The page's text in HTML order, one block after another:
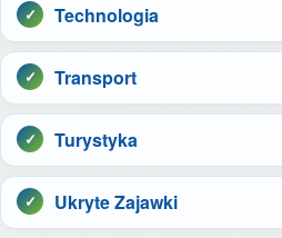
Technologia
Transport
Turystyka
Ukryte Zajawki